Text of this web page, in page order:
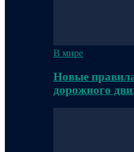
В мире
Новые
дорожного